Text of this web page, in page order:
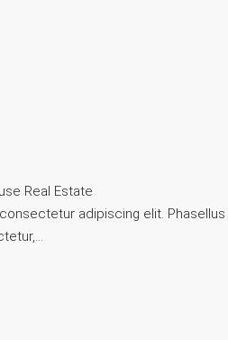
Real Estate
adipiscing elit. Phasellus